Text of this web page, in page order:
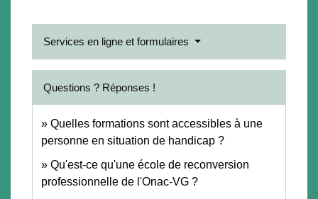
Services en ligne et formulaires
Questions ? Réponses !
Quelles formations sont accessibles à une
personne en situation de handicap ?
Qu'est-ce qu'une école de reconversion
professionnelle de l'Onac-VG ?